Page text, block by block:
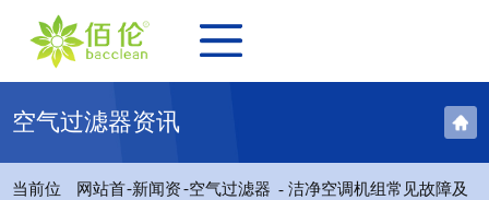
空气过滤器资讯
当前位
网站首-新闻资-空气过滤器 - 洁净空调机组常见故障及